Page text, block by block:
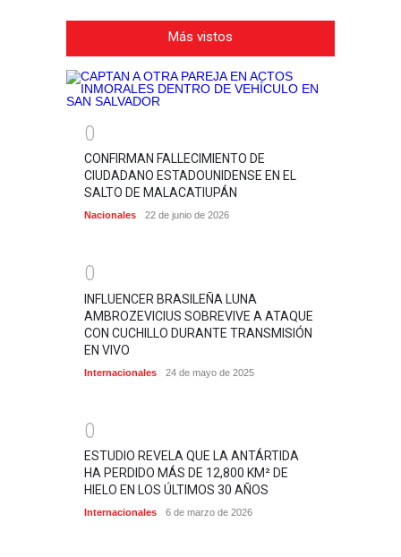
Más vistos
0
CONFIRMAN FALLECIMIENTO DE
CIUDADANO ESTADOUNIDENSE EN EL
SALTO DE MALACATIUPÁN
Nacionales 22 de junio de 2026
0
INFLUENCER BRASILEÑA LUNA
AMBROZEVICIUS SOBREVIVE A ATAQUE
CON CUCHILLO DURANTE TRANSMISIÓN
EN VIVO
Internacionales 24 de mayo de 2025
0
ESTUDIO REVELA QUE LA ANTÁRTIDA
HA PERDIDO MÁS DE 12,800 KM² DE
HIELO EN LOS ÚLTIMOS 30 AÑOS
Internacionales 6 de marzo de 2026